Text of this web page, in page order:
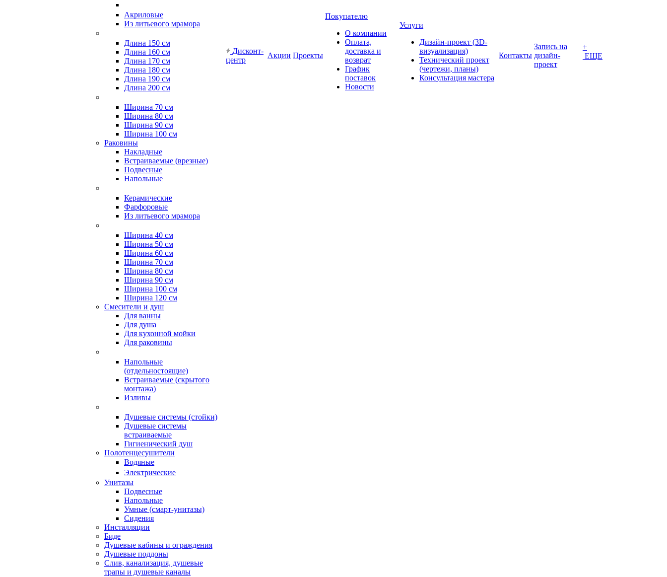
Акриловые
Из литьевого мрамора
Длина 150 см
Длина 160 см
Длина 170 см
Длина 180 см
Длина 190 см
Длина 200 см
Ширина 70 см
Ширина 80 см
Ширина 90 см
Ширина 100 см
Раковины
Накладные
Встраиваемые (врезные)
Подвесные
Напольные
Керамические
Фарфоровые
Из литьевого мрамора
Ширина 40 см
Ширина 50 см
Ширина 60 см
Ширина 70 см
Ширина 80 см
Ширина 90 см
Ширина 100 см
Ширина 120 см
Смесители и душ
Для ванны
Для душа
Для кухонной мойки
Для раковины
Напольные
(отдельностоящие)
Встраиваемые (скрытого
монтажа)
Изливы
Душевые системы (стойки)
Душевые системы
встраиваемые
Гигиенический душ
Полотенцесушители
ㅤВодяные
ㅤЭлектрические
Унитазы
Подвесные
Напольные
Умные (смарт-унитазы)
Сидения
Инсталляции
Биде
Душевые кабины и ограждения
Душевые поддоны
Слив, канализация, душевые
трапы и душевые каналы
Дисконт-
центр
Акции Проекты
Покупателю
О компании
Оплата,
доставка и
возврат
График
поставок
Новости
Услуги
Дизайн-проект (3D-
визуализация)
Технический проект
(чертежи, планы)
Консультация мастера
Контакты
Запись на
дизайн-
проект
+
ЕЩЕ